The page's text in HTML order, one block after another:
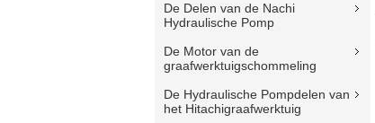
De Delen van de Nachi
Hydraulische Pomp
De Motor van de
graafwerktuigschommeling
De Hydraulische Pompdelen van
het Hitachigraafwerktuig